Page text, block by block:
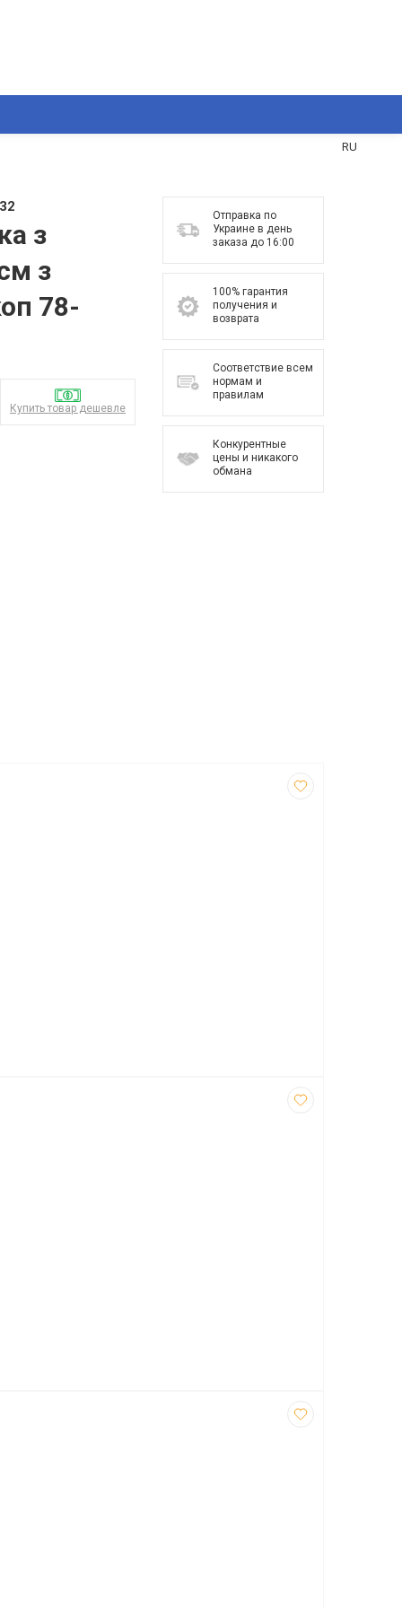
RU
з
з
78-
Купить товар дешевле
Отправка по
Украине в день
заказа до 16:00
100% гарантия
получения и
возврата
Соответствие всем
нормам и
правилам
Конкурентные
цены и никакого
обмана